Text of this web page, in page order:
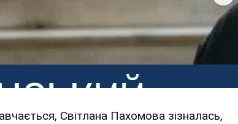
Світлана Пахомова зізналась,